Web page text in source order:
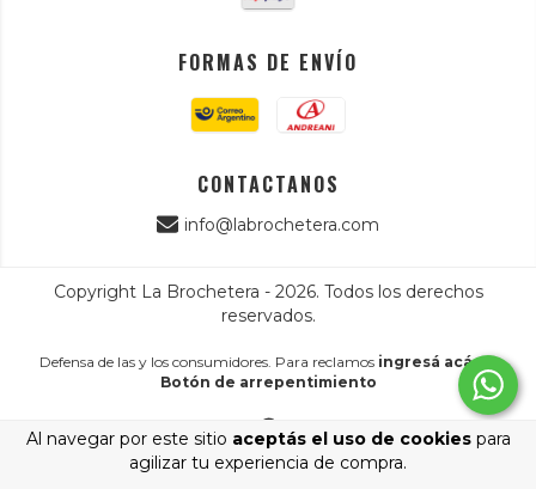
Al navegar por este sitio aceptás el uso de cookiespara
agilizar tu experiencia de compra.
FORMAS DE ENVÍO
CONTACTANOS
info@labrochetera.com
Copyright La Brochetera - 2026. Todos los derechos
reservados.
Defensa de las y los consumidores. Para reclamos ingresá acá.
Botón de arrepentimiento